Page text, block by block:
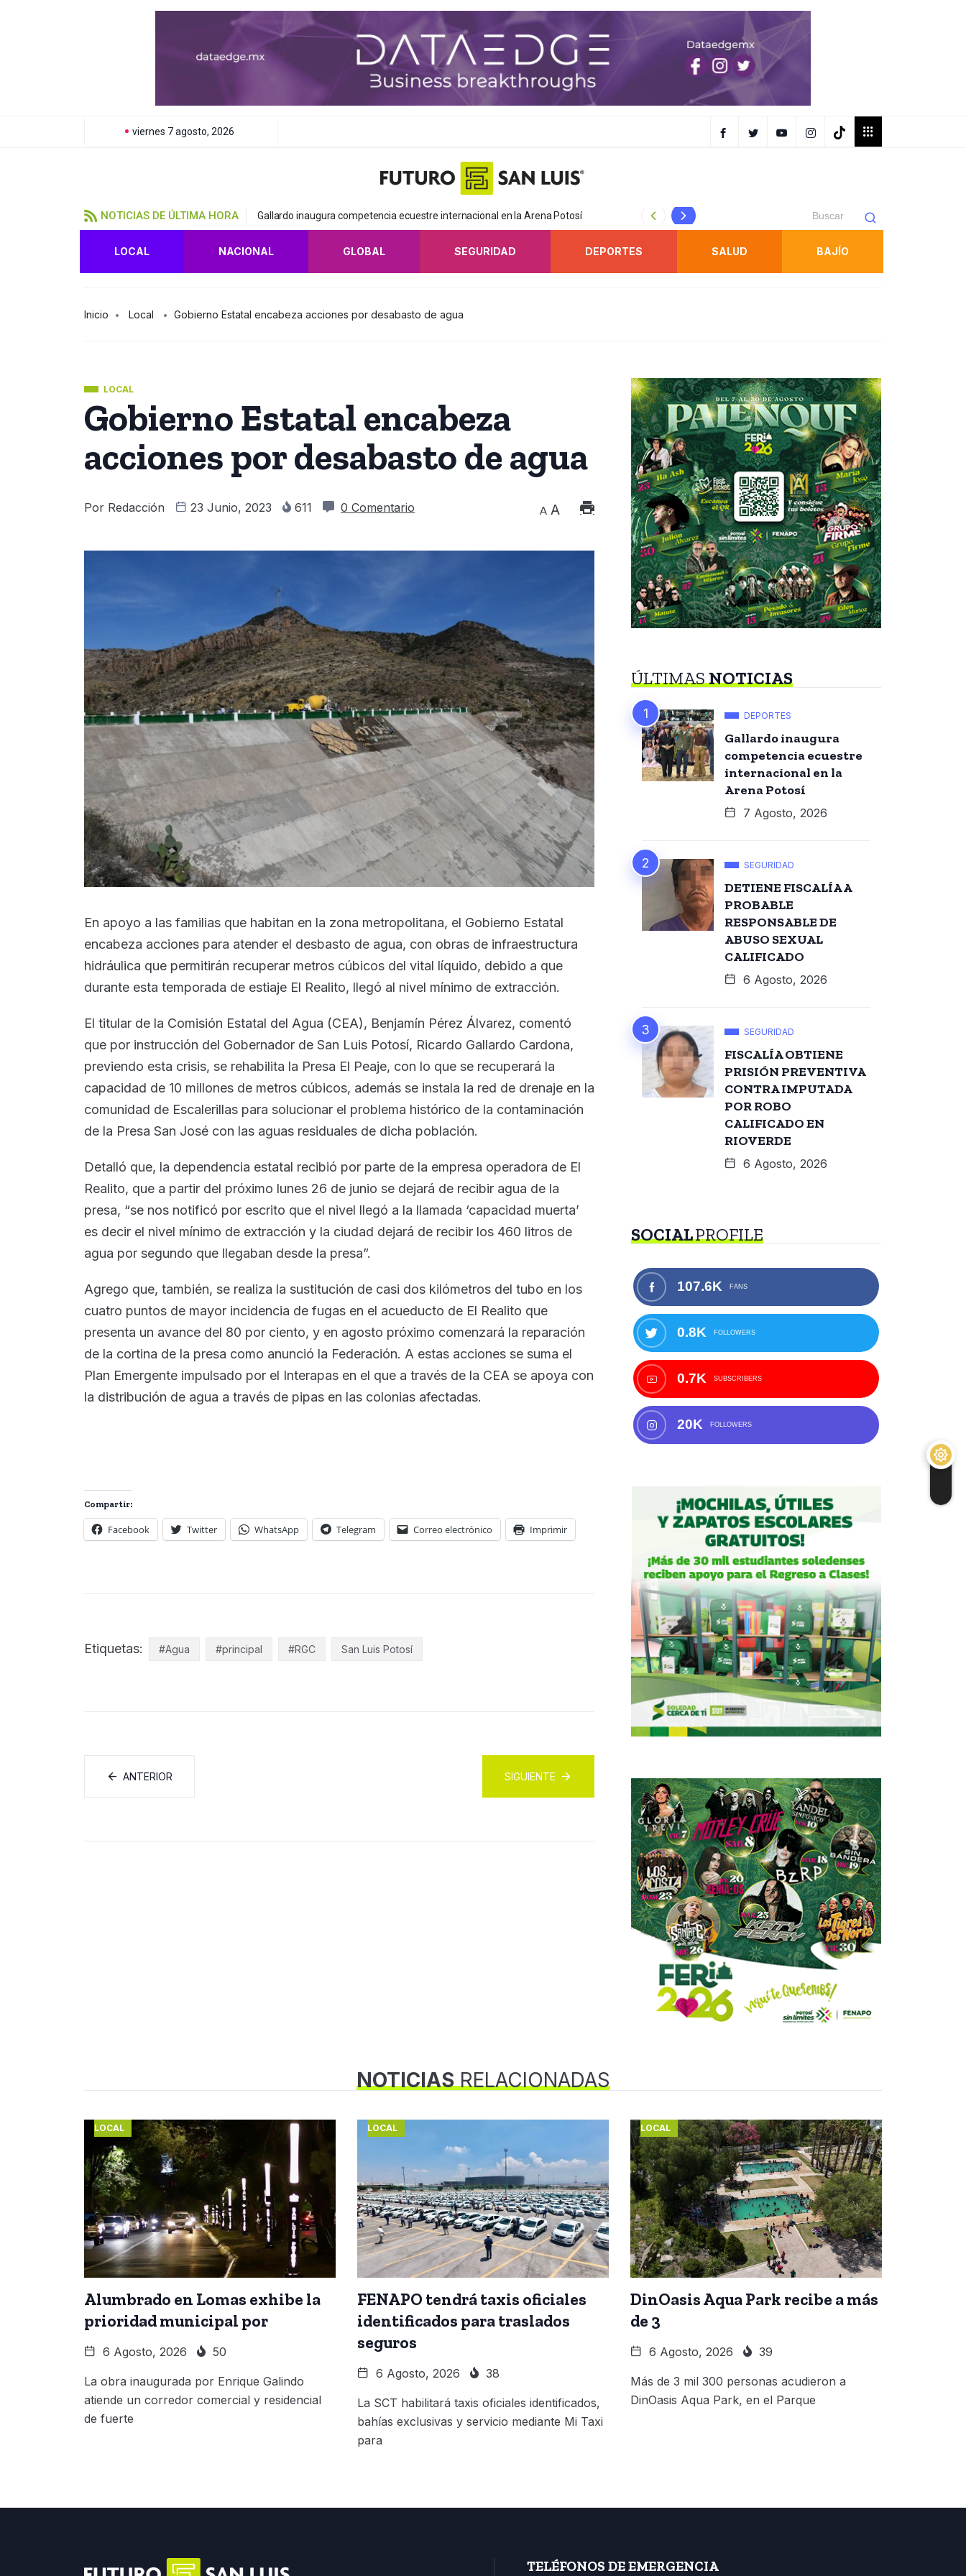
viernes 7 agosto, 2026
NOTICIAS DE ÚLTIMA HORA Gallardo inaugura competencia ecuestre internacional en la Arena Potosí DETIENE FISCALÍA A PROBABLE RESPONSABLE DE
LOCAL NACIONAL GLOBAL SEGURIDAD DEPORTES SALUD BAJÍO
Inicio Local Gobierno Estatal encabeza acciones por desabasto de agua
LOCAL
Gobierno Estatal encabeza
acciones por desabasto de agua
Por Redacción 23 Junio, 2023 611 0 Comentario A A
En apoyo a las familias que habitan en la zona metropolitana, el Gobierno Estatal
encabeza acciones para atender el desbasto de agua, con obras de infraestructura
hidráulica que permitirán recuperar metros cúbicos del vital líquido, debido a que
durante esta temporada de estiaje El Realito, llegó al nivel mínimo de extracción.
El titular de la Comisión Estatal del Agua (CEA), Benjamín Pérez Álvarez, comentó
que por instrucción del Gobernador de San Luis Potosí, Ricardo Gallardo Cardona,
previendo esta crisis, se rehabilita la Presa El Peaje, con lo que se recuperará la
capacidad de 10 millones de metros cúbicos, además se instala la red de drenaje en la
comunidad de Escalerillas para solucionar el problema histórico de la contaminación
de la Presa San José con las aguas residuales de dicha población.
Detalló que, la dependencia estatal recibió por parte de la empresa operadora de El
Realito, que a partir del próximo lunes 26 de junio se dejará de recibir agua de la
presa, “se nos notificó por escrito que el nivel llegó a la llamada ‘capacidad muerta’
es decir el nivel mínimo de extracción y la ciudad dejará de recibir los 460 litros de
agua por segundo que llegaban desde la presa”.
Agrego que, también, se realiza la sustitución de casi dos kilómetros del tubo en los
cuatro puntos de mayor incidencia de fugas en el acueducto de El Realito que
presenta un avance del 80 por ciento, y en agosto próximo comenzará la reparación
de la cortina de la presa como anunció la Federación. A estas acciones se suma el
Plan Emergente impulsado por el Interapas en el que a través de la CEA se apoya con
la distribución de agua a través de pipas en las colonias afectadas.
Compartir:
Facebook Twitter WhatsApp Telegram Correo electrónico Imprimir
Etiquetas: #Agua #principal #RGC San Luis Potosí
ANTERIOR SIGUIENTE
ÚLTIMASNOTICIAS
DEPORTES
Gallardo inaugura
competencia ecuestre
internacional en la
Arena Potosí
7 Agosto, 2026
SEGURIDAD
DETIENE FISCALÍA A
PROBABLE
RESPONSABLE DE
ABUSO SEXUAL
CALIFICADO
6 Agosto, 2026
SEGURIDAD
FISCALÍA OBTIENE
PRISIÓN PREVENTIVA
CONTRA IMPUTADA
POR ROBO
CALIFICADO EN
RIOVERDE
6 Agosto, 2026
SOCIALPROFILE
107.6K FANS
0.8K FOLLOWERS
0.7K SUBSCRIBERS
20K FOLLOWERS
NOTICIASRELACIONADAS
LOCAL
Alumbrado en Lomas exhibe la
prioridad municipal por
6 Agosto, 2026 50
La obra inaugurada por Enrique Galindo
atiende un corredor comercial y residencial
de fuerte
LOCAL
FENAPO tendrá taxis oficiales
identificados para traslados
seguros
6 Agosto, 2026 38
La SCT habilitará taxis oficiales identificados,
bahías exclusivas y servicio mediante Mi Taxi
para
LOCAL
DinOasis Aqua Park recibe a más
de 3
6 Agosto, 2026 39
Más de 3 mil 300 personas acudieron a
DinOasis Aqua Park, en el Parque
TELÉFONOS DE EMERGENCIA